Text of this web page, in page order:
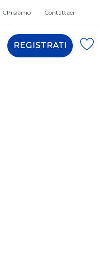
Chi siamo Contattaci
REGISTRATI